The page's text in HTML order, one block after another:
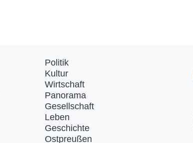
Politik
Kultur
Wirtschaft
Panorama
Gesellschaft
Leben
Geschichte
Ostpreußen